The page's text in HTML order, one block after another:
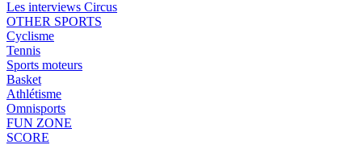
Les interviews Circus
OTHER SPORTS
Cyclisme
Tennis
Sports moteurs
Basket
Athlétisme
Omnisports
FUN ZONE
SCORE